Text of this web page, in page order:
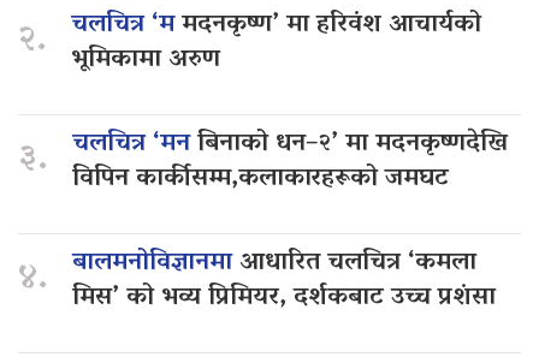
२. चलचित्र ‘ममदनकृष्ण’ मा हरिवंश आचार्यको
भूमिकामा अरुण
३. चलचित्र ‘मनबिनाको धन–२’ मा मदनकृष्णदेखि
विपिन कार्कीसम्म,कलाकारहरूको जमघट
४. बालमनोविज्ञानमाआधारित चलचित्र ‘कमला
मिस’ को भव्य प्रिमियर, दर्शकबाट उच्च प्रशंसा